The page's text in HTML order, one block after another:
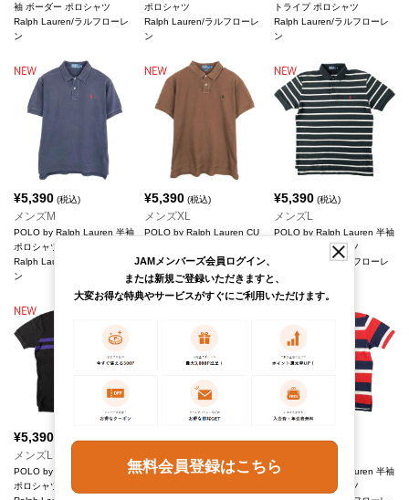
袖 ボーダー ポロシャツ
Ralph Lauren/ラルフローレ
ン
ポロシャツ
Ralph Lauren/ラルフローレ
ン
トライプ ポロシャツ
Ralph Lauren/ラルフローレ
ン
¥5,390 (税込)
メンズM
POLO by Ralph Lauren 半袖
ポロシャツ
Ralph Lauren/ラルフローレ
ン
¥5,390(税込)
メンズXL
POLO by Ralph Lauren CU
Ralph Lauren/ラルフローレ
ン
¥5,390 (税込)
メンズL
POLO by Ralph Lauren 半袖
ボーダー ポロシャツ
Ralph Lauren/ラルフローレ
¥5,390 (税込)
メンズL
POLO by Ralph Lauren 半袖
ポロシャツ
¥5,390(税込)
メンズXL
POLO by Ralph Lauren 半袖
¥5,390(税込)
POLO by Ralph Lauren 半袖
ボーダー ポロシャツ
JAMメンバーズ会員ログイン、
または新規ご登録いただきますと、
大変お得な特典やサービスがすぐにご利用いただけます。
無料会員登録はこちら